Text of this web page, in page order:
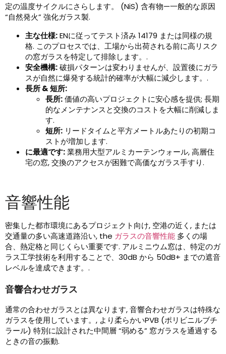
定の温度サイクルにさらします。 (NiS) 含有物—一般的な原因
“自然発火” 強化ガラス製.
主な仕様:ENに従ってテスト済み 14179 または同様の規
格. このプロセスでは、工場から出荷される前に高リスク
の窓ガラスを特定して排除します。.
安全機構:破損パターンは変わりませんが、設置後にガラ
スが自然に爆発する統計的確率が大幅に減少します。.
長所 & 短所:
長所:価値の高いプロジェクトに安心感を提供; 長期
的なメンテナンスと交換のコストを大幅に削減しま
す.
短所: リードタイムと平方メートルあたりの初期コ
ストが増加します.
に最適です:業務用大型アルミカーテンウォール, 高層住
宅の窓, 交換のアクセスが困難で高価なガラス手すり.
音響性能
密集した都市環境にあるプロジェクト向け, 空港の近く, または
交通量の多い高速道路沿い, the ガラスの音響性能 多くの場
合、熱定格と同じくらい重要です. アルミニウム窓は、特定のガ
ラス工学技術を利用することで、30dB から 50dB+ までの遮音
レベルを達成できます。.
音響合わせガラス
通常の合わせガラスとは異なります, 音響合わせガラスは特殊な
ガラスを使用しています。, より柔らかいPVB (ポリビニルブチ
ラール) 特別に設計された中間層 “弱める” 窓ガラスを通過する
ときの音の振動.